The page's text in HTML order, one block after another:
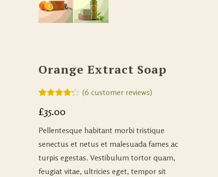
Orange Extract Soap
out of 5
based on
customer
ratings
(6 customer reviews)
£35.00
Pellentesque habitant morbi tristique
senectus et netus et malesuada fames ac
turpis egestas. Vestibulum tortor quam,
feugiat vitae, ultricies eget, tempor sit